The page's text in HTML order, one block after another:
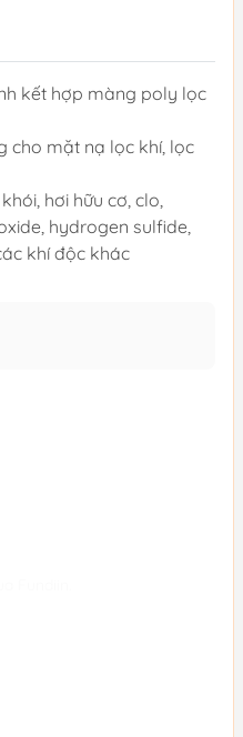
kết hợp màng poly lọc
cho mặt nạ lọc khí, lọc
hơi hữu cơ, clo,
hydrogen sulfide,
khí độc khác